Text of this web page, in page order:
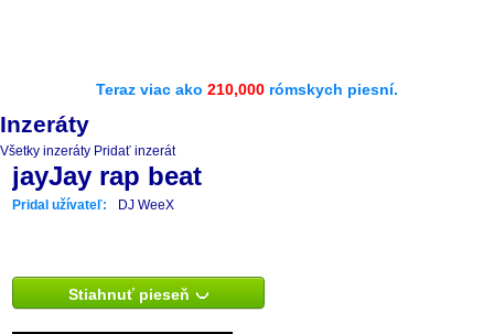
Teraz viac ako 210,000 rómskych piesní.
Inzeráty
Všetky inzeráty Pridať inzerát
jayJay rap beat
Pridal užívateľ: DJ WeeX
Stiahnuť pieseň